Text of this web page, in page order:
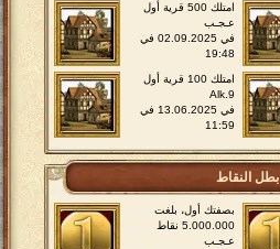
امتلك 500 قرية أول
عـجـب
في 02.09.2025 في
19:48
امتلك 100 قرية أول
Alk.9
في 13.06.2025 في
11:59
بطل النقاط
بصفتك أول، بلغت
5.000.000 نقاط
عـجـب